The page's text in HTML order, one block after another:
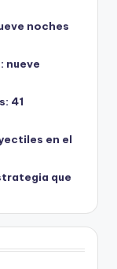
noches
nueve
41
en el
que